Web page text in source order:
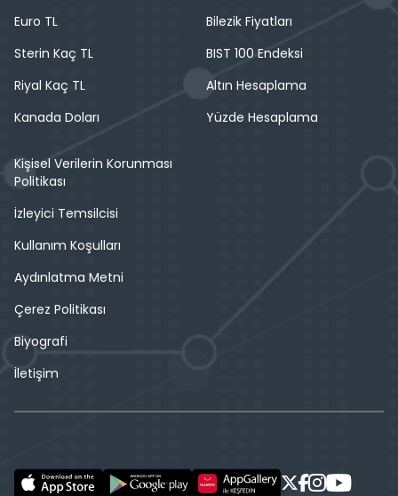
Euro TL
Sterin Kaç TL
Riyal Kaç TL
Kanada Doları
Bilezik Fiyatları
BIST 100 Endeksi
Altın Hesaplama
Yüzde Hesaplama
Kişisel Verilerin Korunması
Politikası
İzleyici Temsilcisi
Kullanım Koşulları
Aydınlatma Metni
Çerez Politikası
Biyografi
İletişim